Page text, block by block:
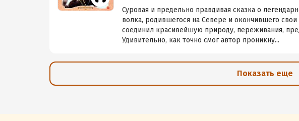
Суровая и предельно правдивая сказка о
волка, родившегося на Севере и окончившего
соединил красивейшую природу, переживания,
Удивительно, как точно смог автор проникну...
Показать еще